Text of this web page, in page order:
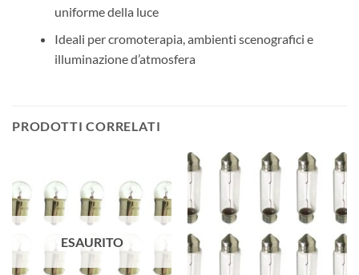
uniforme della luce
Ideali per cromoterapia, ambienti scenografici e
illuminazione d’atmosfera
PRODOTTI CORRELATI
ESAURITO